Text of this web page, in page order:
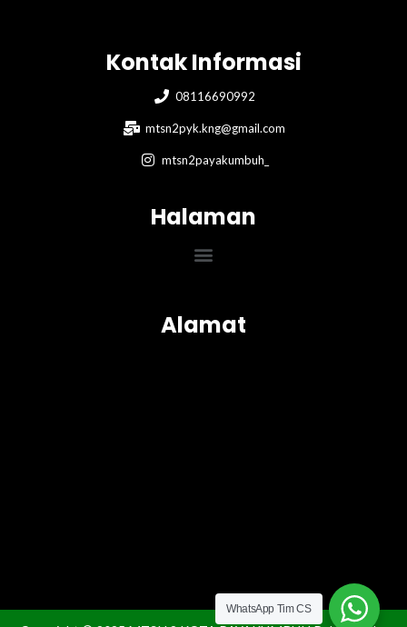
Kontak Informasi
08116690992
mtsn2pyk.kng@gmail.com
mtsn2payakumbuh_
Halaman
Menu
Alamat
WhatsApp Tim CS